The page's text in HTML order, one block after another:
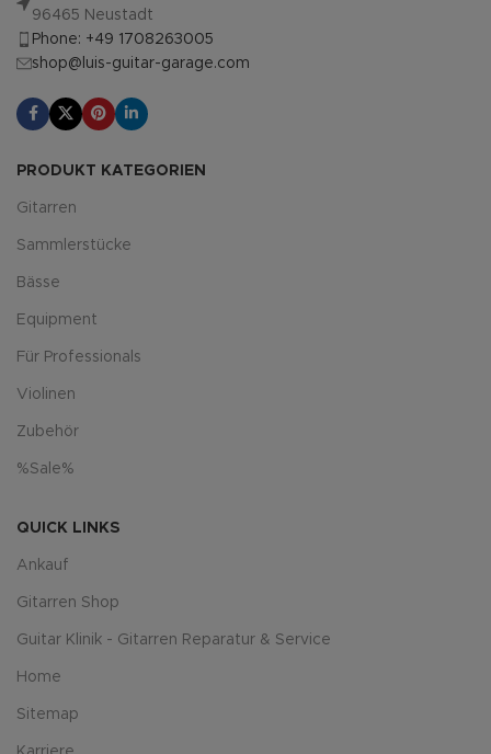
96465 Neustadt
Phone: +49 1708263005
shop@luis-guitar-garage.com
PRODUKT KATEGORIEN
Gitarren
Sammlerstücke
Bässe
Equipment
Für Professionals
Violinen
Zubehör
%Sale%
QUICK LINKS
Ankauf
Gitarren Shop
Guitar Klinik - Gitarren Reparatur & Service
Home
Sitemap